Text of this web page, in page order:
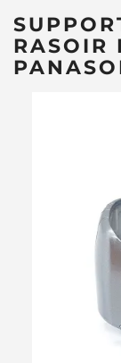
RASOIR